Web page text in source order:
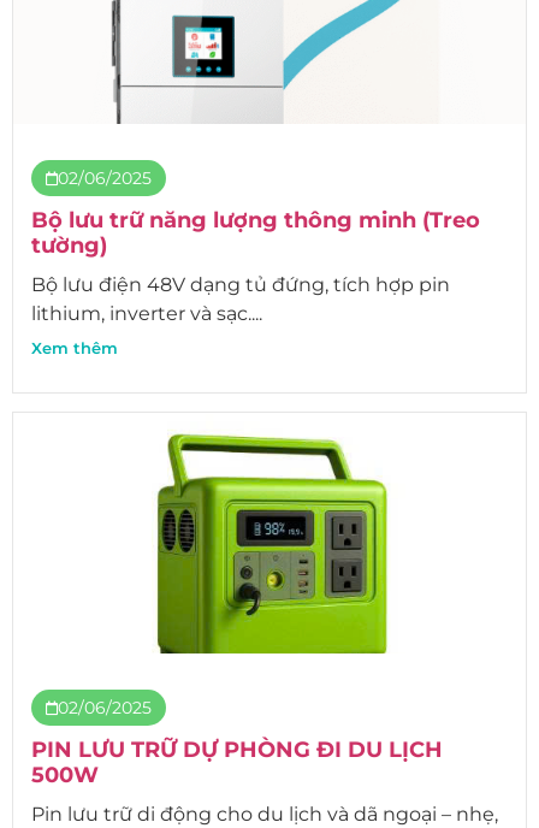
02/06/2025
Bộ lưu trữ năng lượng thông minh (Treo
tường)
Bộ lưu điện 48V dạng tủ đứng, tích hợp pin
lithium, inverter và sạc....
Xem thêm
02/06/2025
PIN LƯU TRỮ DỰ PHÒNG ĐI DU LỊCH
500W
Pin lưu trữ di động cho du lịch và dã ngoại – nhẹ,